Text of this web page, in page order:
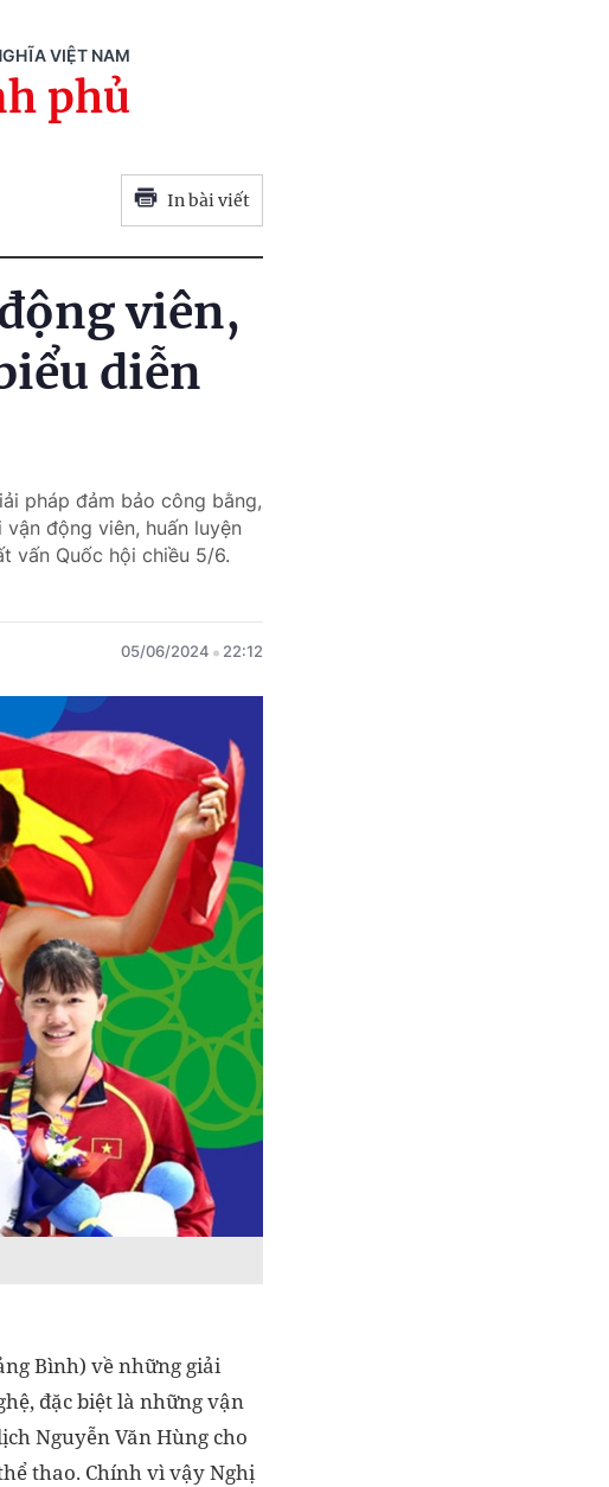
VIỆT NAM
phủ
In bài viết
viên,
diễn
pháp đảm bảo công bằng,
động viên, huấn luyện
vấn Quốc hội chiều 5/6.
05/06/2024 22:12
Bình) về những giải
đặc biệt là những vận
Nguyễn Văn Hùng cho
thao. Chính vì vậy Nghị